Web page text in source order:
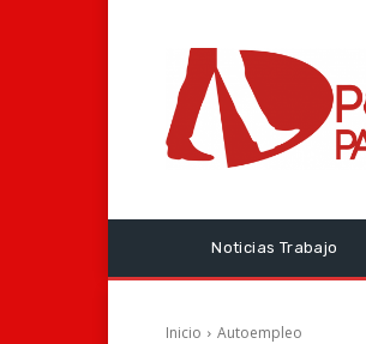
Noticias Trabajo
Inicio Autoempleo